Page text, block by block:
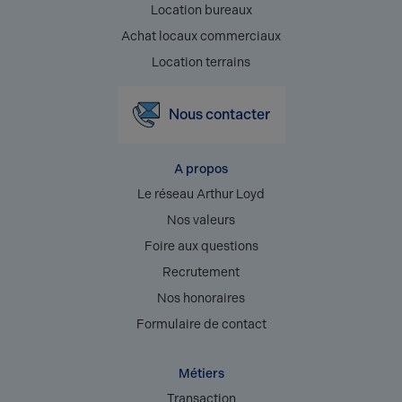
Location bureaux
Achat locaux commerciaux
Location terrains
Nous contacter
A propos
Le réseau Arthur Loyd
Nos valeurs
Foire aux questions
Recrutement
Nos honoraires
Formulaire de contact
Métiers
Transaction